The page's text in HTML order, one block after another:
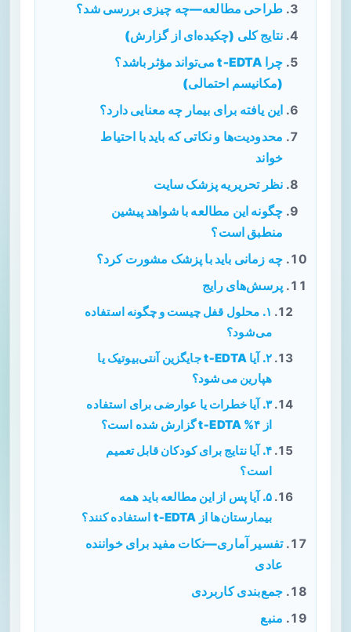
طراحی مطالعه—چه چیزی بررسی شد؟
نتایج کلی (چکیده‌ای از گزارش)
چرا t‑EDTA می‌تواند مؤثر باشد؟
(مکانیسم احتمالی)
این یافته برای بیمار چه معنایی دارد؟
محدودیت‌ها و نکاتی که باید با احتیاط
خواند
نظر تحریریه پزشک سایت
چگونه این مطالعه با شواهد پیشین
منطبق است؟
چه زمانی باید با پزشک مشورت کرد؟
پرسش‌های رایج
۱. محلول قفل چیست و چگونه استفاده
می‌شود؟
۲. آیا t‑EDTA جایگزین آنتی‌بیوتیک یا
هپارین می‌شود؟
۳. آیا خطرات یا عوارضی برای استفاده
از ۴% t‑EDTA گزارش شده است؟
۴. آیا نتایج برای کودکان قابل تعمیم
است؟
۵. آیا پس از این مطالعه باید همه
بیمارستان‌ها از t‑EDTA استفاده کنند؟
تفسیر آماری—نکات مفید برای خواننده
عادی
جمع‌بندی کاربردی
منبع